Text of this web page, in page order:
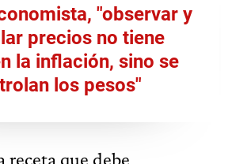
"observar y
precios no tiene
la inflación, sino se
los pesos"
receta que debe